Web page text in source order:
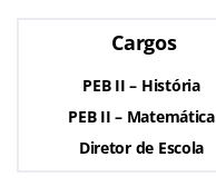
Cargos
PEB II – História
PEB II – Matemática
Diretor de Escola